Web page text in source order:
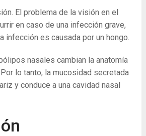
El problema de la visión en el
en caso de una infección grave,
infección es causada por un hongo.
nasales cambian la anatomía
lo tanto, la mucosidad secretada
y conduce a una cavidad nasal